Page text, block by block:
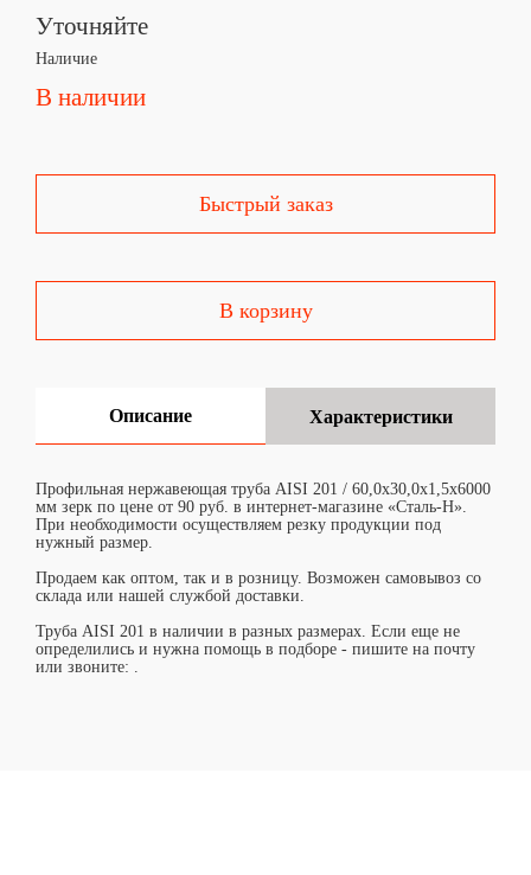
Уточняйте
Наличие
В наличии
Быстрый заказ
В корзину
Описание Характеристики
Профильная нержавеющая труба AISI 201 / 60,0х30,0х1,5х6000
мм зерк по цене от 90 руб. в интернет-магазине «Сталь-Н».
При необходимости осуществляем резку продукции под
нужный размер.
Продаем как оптом, так и в розницу. Возможен самовывоз со
склада или нашей службой доставки.
Труба AISI 201 в наличии в разных размерах. Если еще не
определились и нужна помощь в подборе - пишите на почту
или звоните: